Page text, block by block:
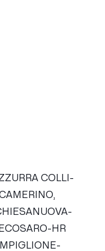
COLLI-
HR